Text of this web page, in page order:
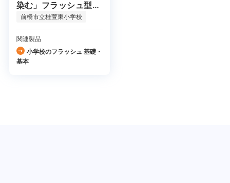
染む」フラッシュ型教
材
前橋市立桂萱東小学校
関連製品
小学校のフラッシュ 基礎・
基本